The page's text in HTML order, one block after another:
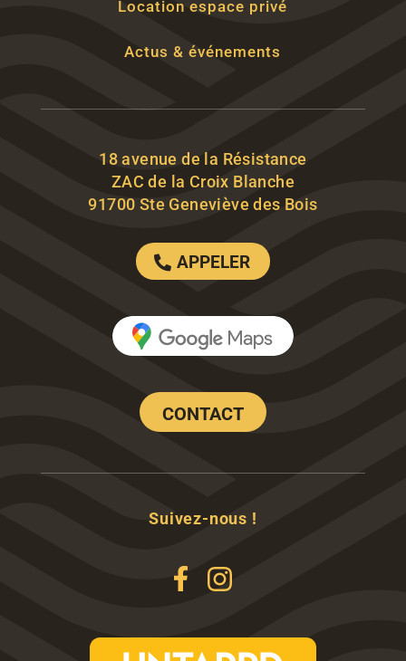
Location espace privé
Actus & événements
18 avenue de la Résistance
ZAC de la Croix Blanche
91700 Ste Geneviève des Bois
APPELER
CONTACT
Suivez-nous !